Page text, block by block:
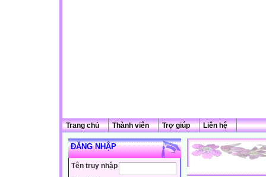
Trang chủ Thành viên Trợ giúp Liên hệ
ĐĂNG NHẬP
Tên truy nhập